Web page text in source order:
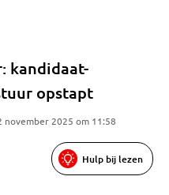
kandidaat-
opstapt
november 2025 om 11:58
Hulp bij lezen